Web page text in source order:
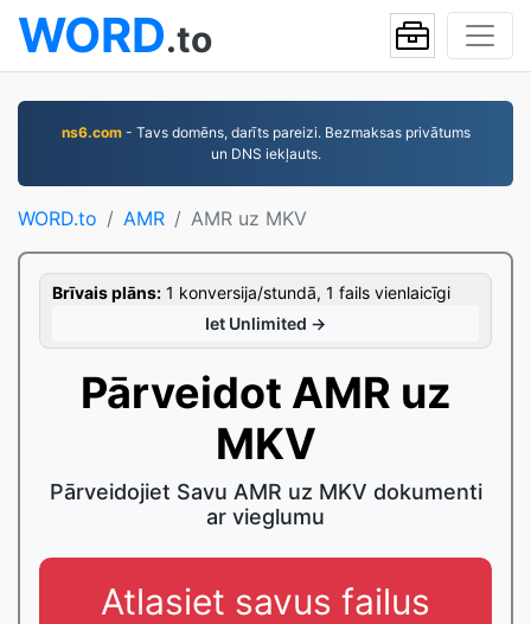
WORD.to
ns6.com- Tavs domēns, darīts pareizi. Bezmaksas privātums
un DNS iekļauts.
WORD.to AMR AMR uz MKV
Brīvais plāns: 1 konversija/stundā, 1 fails vienlaicīgi
Iet Unlimited →
Pārveidot AMR uz
MKV
Pārveidojiet Savu AMR uz MKV dokumenti
ar vieglumu
Atlasiet savus failus